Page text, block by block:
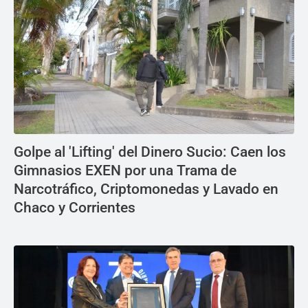
Golpe al 'Lifting' del Dinero Sucio: Caen los
Gimnasios EXEN por una Trama de
Narcotráfico, Criptomonedas y Lavado en
Chaco y Corrientes